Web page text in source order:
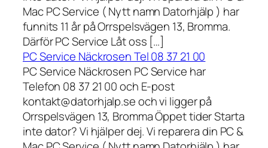
Mac PC Service ( Nytt namn Datorhjälp ) har
funnits 11 år på Orrspelsvägen 13, Bromma.
Därför PC Service Låt oss […]
PC Service Näckrosen Tel 08 37 21 00
PC Service Näckrosen PC Service har
Telefon 08 37 21 00 och E-post
kontakt@datorhjalp.se och vi ligger på
Orrspelsvägen 13, Bromma Öppet tider Starta
inte dator? Vi hjälper dej. Vi reparera din PC &